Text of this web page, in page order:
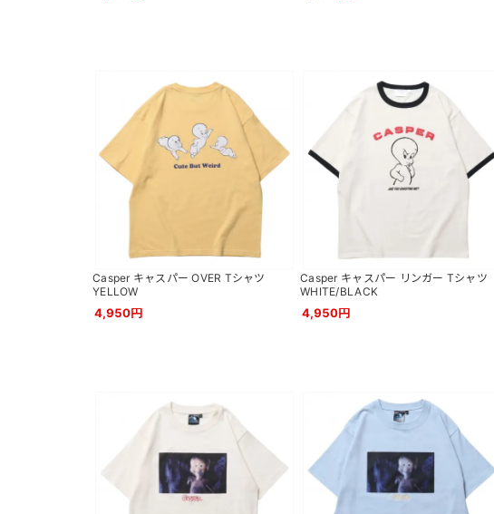
Casper キャスパー OVER Tシャツ
YELLOW
4,950円
Casper キャスパー リンガー Tシャツ
WHITE/BLACK
4,950円